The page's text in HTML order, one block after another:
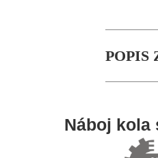
POPIS
Náboj kola